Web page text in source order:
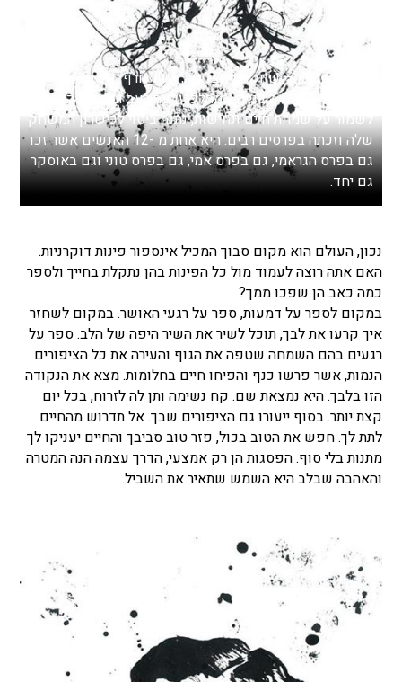
אודרי הפבורן – שחקנית מצליחה, אשר חרף תלאותיה
במלחמת העולם השנייה, במהלכן ידעה רעב ומחלות, הצליחה
לשמור על שמחת חיים ונחישות, נתנה ביטוי לכישרון המשחק
שלה וזכתה בפרסים רבים. היא אחת מ -12 האנשים אשר זכו
גם בפרס הגראמי, גם בפרס אמי, גם בפרס טוני וגם באוסקר
גם יחד.
נכון, העולם הוא מקום סבוך המכיל אינספור פינות דוקרניות.
האם אתה רוצה לעמוד מול כל הפינות בהן נתקלת בחייך ולספר
כמה כאב הן שפכו ממך?
במקום לספר על דמעות, ספר על רגעי האושר. במקום לשחזר
איך קרעו את לבך, תוכל לשיר את השיר היפה של הלב. ספר על
רגעים בהם השמחה שטפה את הגוף והעירה את כל הציפורים
הנמות, אשר פרשו כנף והפיחו חיים בחלומות. מצא את הנקודה
הזו בלבך. היא נמצאת שם. קח נשימה ותן לה לזרוח, בכל יום
קצת יותר. בסוף ייעורו גם הציפורים שבך. אל תדרוש מהחיים
לתת לך. חפש את הטוב בכול, פזר טוב סביבך והחיים יעניקו לך
מתנות בלי סוף. הפסגות הן רק אמצעי, הדרך עצמה הנה המטרה
והאהבה שבלב היא השמש שתאיר את השביל.